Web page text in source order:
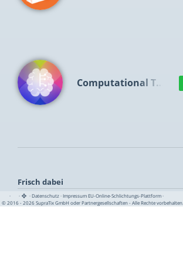
Computational T…
Frisch dabei
· · ·Datenschutz·Impressum EU-Online-Schlichtungs-Plattform·
© 2016 - 2026 SupraTix GmbH oder Partnergesellschaften - Alle Rechte vorbehalten.